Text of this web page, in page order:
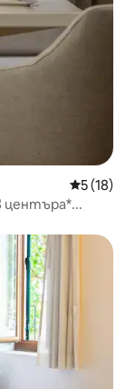
Средна
5 (18)
центъра*...